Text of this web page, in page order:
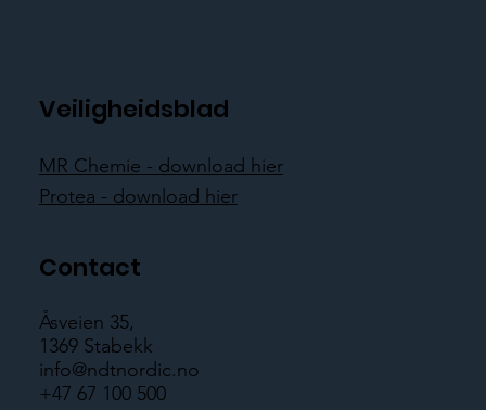
Veiligheidsblad
MR Chemie - download hier
Protea - download hier
Contact
Åsveien 35,
1369 Stabekk
info@ndtnordic.no
+47 67 100 500